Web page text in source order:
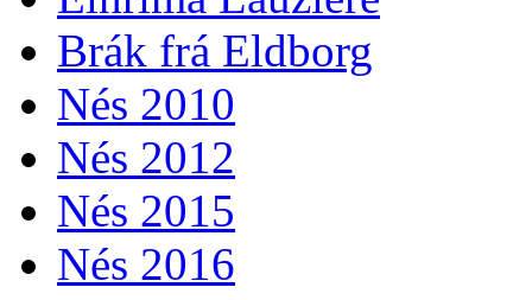
Brák frá Eldborg
Nés 2010
Nés 2012
Nés 2015
Nés 2016